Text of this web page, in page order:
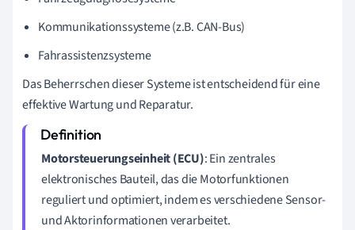
Kommunikationssysteme (z.B. CAN-Bus)
Fahrassistenzsysteme
Das Beherrschen dieser Systeme ist entscheidend für eine
effektive Wartung und Reparatur.
Motorsteuerungseinheit (ECU): Ein zentrales
elektronisches Bauteil, das die Motorfunktionen
reguliert und optimiert, indem es verschiedene Sensor-
und Aktorinformationen verarbeitet.